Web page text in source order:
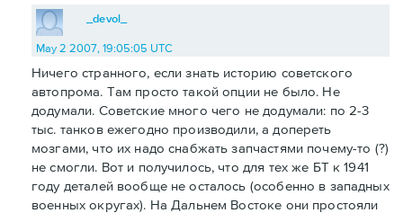
_devol_
May 2 2007, 19:05:05 UTC
Ничего странного, если знать историю советского
автопрома. Там просто такой опции не было. Не
додумали. Советские много чего не додумали: по 2-3
тыс. танков ежегодно производили, а допереть
мозгами, что их надо снабжать запчастями почему-то (?)
не смогли. Вот и получилось, что для тех же БТ к 1941
году деталей вообще не осталось (особенно в западных
военных округах). На Дальнем Востоке они простояли